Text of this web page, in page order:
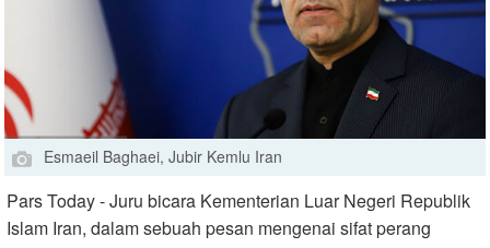
Esmaeil Baghaei, Jubir Kemlu Iran
Pars Today - Juru bicara Kementerian Luar Negeri Republik
Islam Iran, dalam sebuah pesan mengenai sifat perang